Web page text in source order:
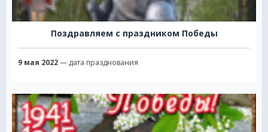
Поздравляем с праздником Победы
9 мая 2022— дата празднования